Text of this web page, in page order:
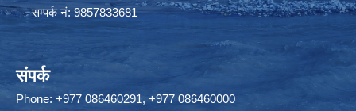
सम्पर्क नं: 9857833681
संपर्क
Phone: +977 086460291, +977 086460000